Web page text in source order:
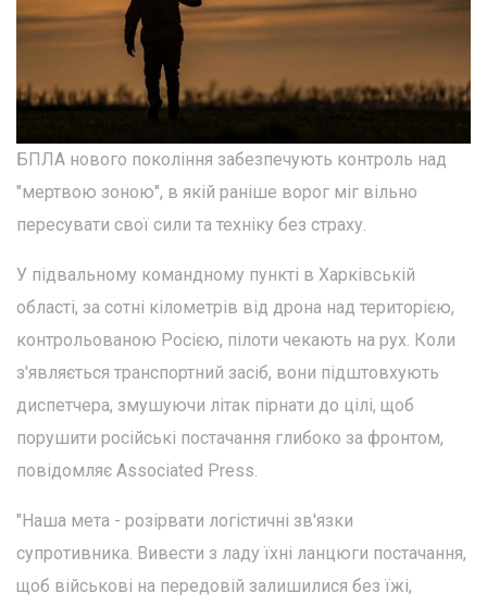
БПЛА нового покоління забезпечують контроль над
"мертвою зоною", в якій раніше ворог міг вільно
пересувати свої сили та техніку без страху.
У підвальному командному пункті в Харківській
області, за сотні кілометрів від дрона над територією,
контрольованою Росією, пілоти чекають на рух. Коли
з'являється транспортний засіб, вони підштовхують
диспетчера, змушуючи літак пірнати до цілі, щоб
порушити російські постачання глибоко за фронтом,
повідомляє Associated Press.
"Наша мета - розірвати логістичні зв'язки
супротивника. Вивести з ладу їхні ланцюги постачання,
щоб військові на передовій залишилися без їжі,